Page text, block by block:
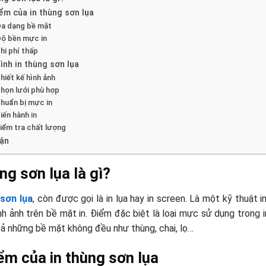
của in thùng sơn lụa
dạng bề mặt
bền mực in
phí thấp
in thùng sơn lụa
kế hình ảnh
lưới phù hợp
bị mực in
hành in
tra chất lượng
sơn lụa là gì?
lụa, còn được gọi là in lụa hay in screen. Là một kỹ thuật
ảnh trên bề mặt in. Điểm đặc biệt là loại mực sử dụng trong
những bề mặt không đều như thùng, chai, lọ…
của in thùng sơn lụa